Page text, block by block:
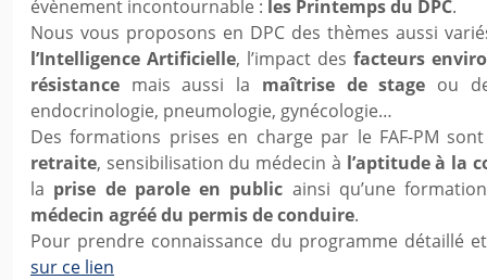
évènement incontournable : les Printemps du DPC.
Nous vous proposons en DPC des thèmes aussi
l’Intelligence Artificielle, l’impact des facteurs
résistance mais aussi la maîtrise de stage ou
endocrinologie, pneumologie, gynécologie…
Des formations prises en charge par le FAF-PM
retraite, sensibilisation du médecin à l’aptitude à la
la prise de parole en public ainsi qu’une
médecin agréé du permis de conduire.
Pour prendre connaissance du programme détaillé
sur ce lien